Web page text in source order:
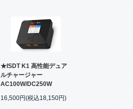
★ISDT K1 高性能デュア
ルチャージャー
AC100W/DC250W
16,500円(税込18,150円)